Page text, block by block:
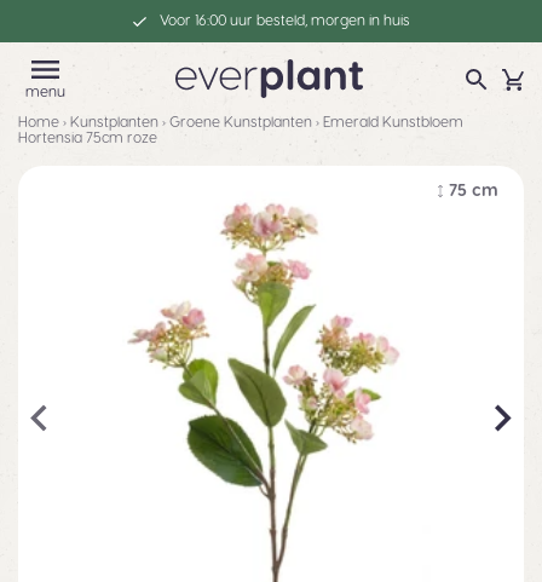
Voor 16:00 uur besteld, morgen in huis
menu
Home › Kunstplanten › Groene Kunstplanten › Emerald Kunstbloem
Hortensia 75cm roze
75 cm